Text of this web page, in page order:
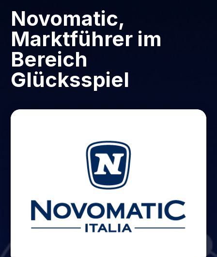
Novomatic,
Marktführer im
Bereich
Glücksspiel